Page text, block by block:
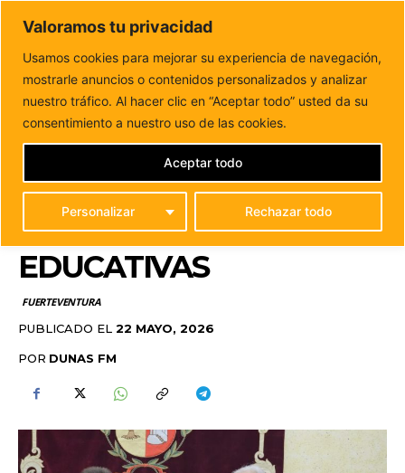
Valoramos tu privacidad
Usamos cookies para mejorar su experiencia de navegación,
mostrarle anuncios o contenidos personalizados y analizar
nuestro tráfico. Al hacer clic en “Aceptar todo” usted da su
consentimiento a nuestro uso de las cookies.
Personalizar Rechazar todo
Aceptar todo
DUNAS FM
Tu informacion de forma cercana
Inicio FUERTEVENTURA
Antigua destina 195.000 euros a
un plan trimestral de subvenciones educativas
ANTIGUA DESTINA
195.000 EUROS A UN
PLAN TRIMESTRAL DE
SUBVENCIONES
EDUCATIVAS
FUERTEVENTURA
PUBLICADO EL 22 MAYO, 2026
POR DUNAS FM